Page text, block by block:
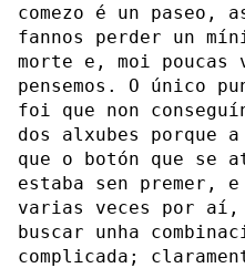
comezo é un paseo,
fannos perder un
morte e, moi poucas
pensemos. O único
foi que non
dos alxubes porque
que o botón que se
estaba sen premer,
varias veces por aí,
buscar unha
complicada;